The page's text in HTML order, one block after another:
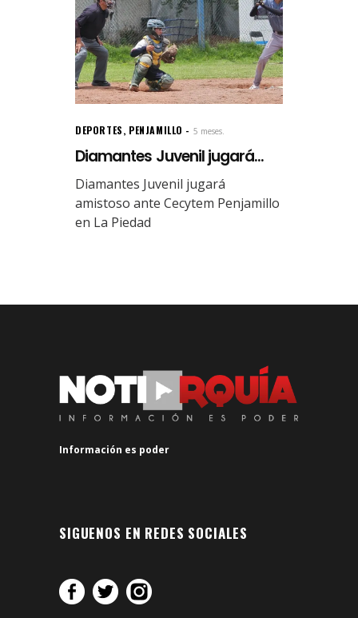
DEPORTES, PENJAMILLO 5 meses.
Diamantes Juvenil jugará...
Diamantes Juvenil jugará
amistoso ante Cecytem Penjamillo
en La Piedad
Información es poder
SIGUENOS EN REDES SOCIALES